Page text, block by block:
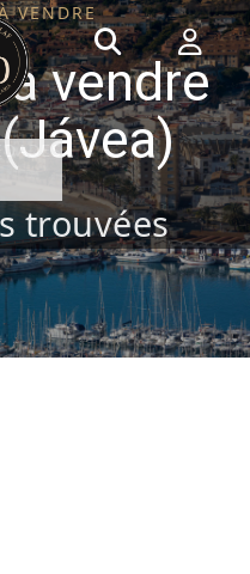
VENDRE
vendre
trouvées